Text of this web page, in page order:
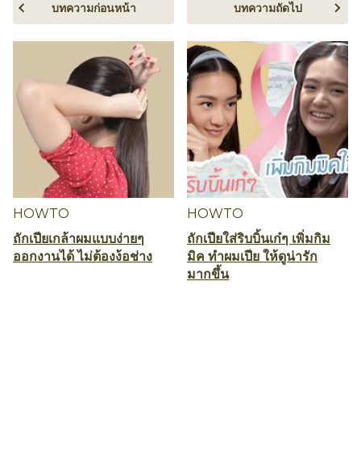
HOWTO
ถักเปียเกล้าผมแบบง่ายๆ
ออกงานได้ ไม่ต้องง้อช่าง
บทความก่อนหน้า
HOWTO
ถักเปียใส่ริบบิ้นเก๋ๆ เพิ่มกิม
มิค ทำผมเปีย ให้ดูน่ารัก
มากขึ้น
บทความถัดไป